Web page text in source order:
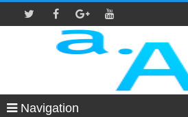
Navigation